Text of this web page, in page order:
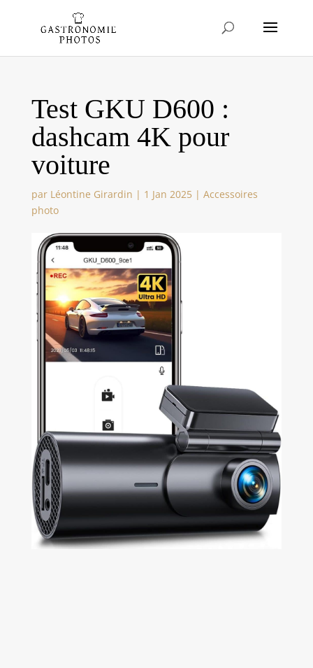
Test GKU D600 :
dashcam 4K pour
voiture
par Léontine Girardin | 1 Jan 2025| Accessoires
photo